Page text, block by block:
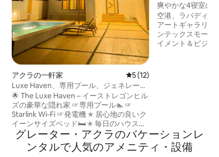
アクラの一軒家 レビュー12件、5つ星中5つ
5 (12)
Luxe Haven、専用プール、ジェネレータ
ー、Wi-Fi、テレビ、洗濯機・乾燥機
🌟 The Luxe Haven – イーストレゴンヒル
ズの豪華な隠れ家 ☞専用プール🏊 ☞
Starlink Wi-Fi ☞発電機 ✭ 居心地の良いク
イーンサイズベッド🛏️ ✭ 毎日のハウスキ
ーピング 🧹 ☞ Netflix、Prime、DSTVが
視聴できる86インチのスマートテレビ ☞
客室内にスマートテレビ ☞ 施設内駐車場
爽やかな4寝室の
8名様、4.5バスル
空港、ラバディビ
アートギャラリー
ンテックスモール
イメント＆ビジネ
も兼任しています
グレーター・アクラのバケーションレ
ンタルで人気のアメニティ・設備